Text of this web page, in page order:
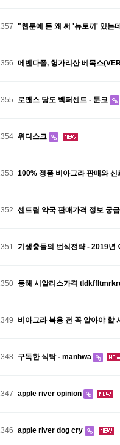
"웹툰에 돈 왜 써 '뉴토끼' 있는
메벤다졸, 헝가리산 베목스
로맨스 당도 백퍼센트 - 툰코
위디스크
100% 정품 비아그라 판매와 신
센트립 약국 판매가격 정보 궁
기생충들의 번식전략 - 2019년
동해 시알리스가격
비아그라 복용 전 꼭 알아야 할
구독한 식탁 - manhwa
apple river opinion
apple river dog cry